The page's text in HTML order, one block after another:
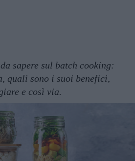
sapere sul batch cooking:
quali sono i suoi benefici,
e così via.